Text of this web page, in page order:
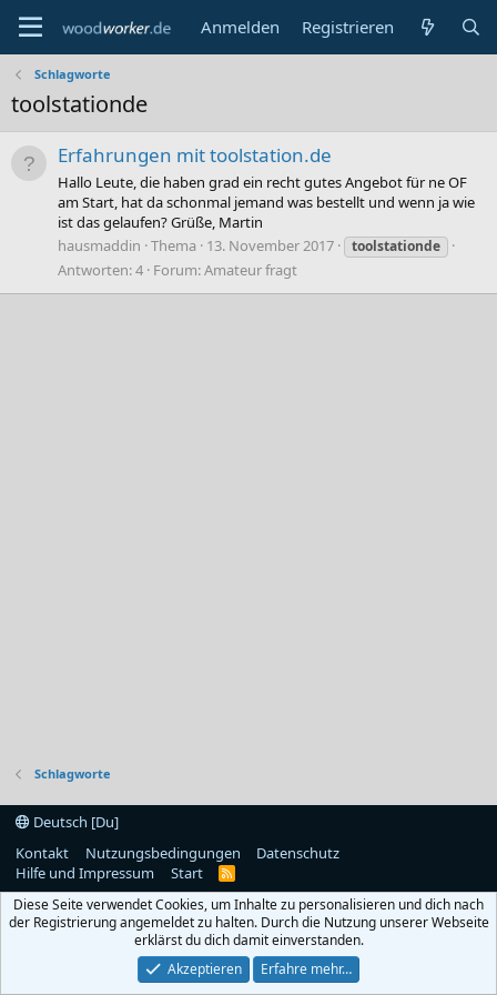
Anmelden Registrieren
Schlagworte
toolstationde
Erfahrungen mit toolstation.de
Hallo Leute, die haben grad ein recht gutes Angebot für ne OF
am Start, hat da schonmal jemand was bestellt und wenn ja wie
ist das gelaufen? Grüße, Martin
hausmaddin Thema 13. November 2017 toolstationde
Antworten: 4 Forum:Amateur fragt
Schlagworte
Deutsch [Du]
Kontakt
Nutzungsbedingungen
Datenschutz
Hilfe und Impressum
Start
R
S
Diese Seite verwendet Cookies, um Inhalte zu personalisieren und dich nach
der Registrierung angemeldet zu halten. Durch die Nutzung unserer Webseite
erklärst du dich damit einverstanden.
Akzeptieren
Erfahre mehr…